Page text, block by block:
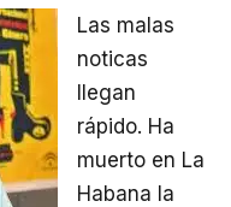
Las malas
noticas
llegan
rápido. Ha
muerto en La
Habana la